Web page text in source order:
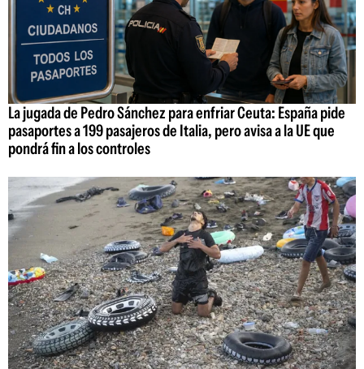
La jugada de Pedro Sánchez para enfriar Ceuta: España pide
pasaportes a 199 pasajeros de Italia, pero avisa a la UE que
pondrá fin a los controles